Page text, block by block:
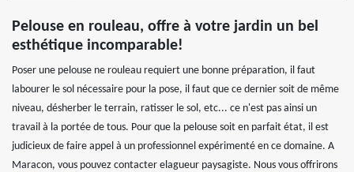
Pelouse en rouleau, offre à votre jardin un bel
esthétique incomparable!
Poser une pelouse ne rouleau requiert une bonne préparation, il faut
labourer le sol nécessaire pour la pose, il faut que ce dernier soit de même
niveau, désherber le terrain, ratisser le sol, etc... ce n'est pas ainsi un
travail à la portée de tous. Pour que la pelouse soit en parfait état, il est
judicieux de faire appel à un professionnel expérimenté en ce domaine. A
Maracon, vous pouvez contacter elagueur paysagiste. Nous vous offrirons